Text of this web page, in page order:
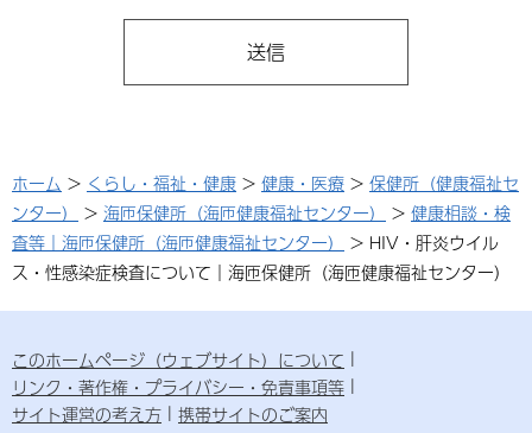
ホーム > くらし・福祉・健康 > 健康・医療 > 保健所（健康福祉セ
ンター）
> 海匝保健所（海匝健康福祉センター） > 健康相談・検
査等｜海匝保健所（海匝健康福祉センター）
> HIV・肝炎ウイル
ス・性感染症検査について｜海匝保健所（海匝健康福祉センター）
このホームページ（ウェブサイト）について
リンク・著作権・プライバシー・免責事項等
サイト運営の考え方
携帯サイトのご案内